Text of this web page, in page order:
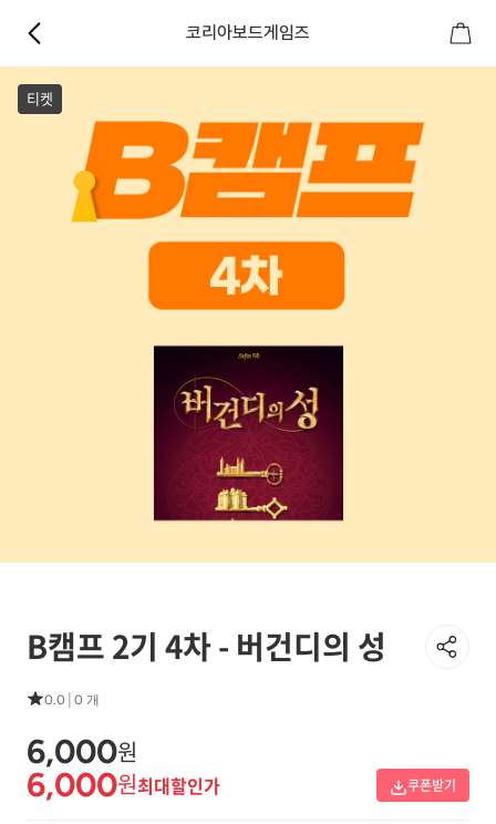
코리아보드게임즈
티켓
B캠프 2기 4차 - 버건디의 성
0.0 0 개
6,000원
6,000원최대할인가 쿠폰받기